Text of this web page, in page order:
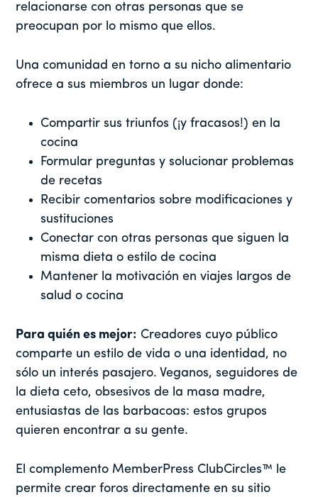
relacionarse con otras personas que se
preocupan por lo mismo que ellos.
Una comunidad en torno a su nicho alimentario
ofrece a sus miembros un lugar donde:
Compartir sus triunfos (¡y fracasos!) en la
cocina
Formular preguntas y solucionar problemas
de recetas
Recibir comentarios sobre modificaciones y
sustituciones
Conectar con otras personas que siguen la
misma dieta o estilo de cocina
Mantener la motivación en viajes largos de
salud o cocina
Para quién es mejor: Creadores cuyo público
comparte un estilo de vida o una identidad, no
sólo un interés pasajero. Veganos, seguidores de
la dieta ceto, obsesivos de la masa madre,
entusiastas de las barbacoas: estos grupos
quieren encontrar a su gente.
El complemento MemberPress ClubCircles™ le
permite crear foros directamente en su sitio